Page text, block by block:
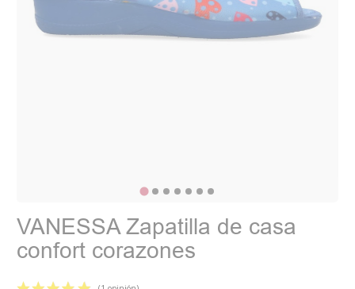
VANESSA Zapatilla de casa
confort corazones